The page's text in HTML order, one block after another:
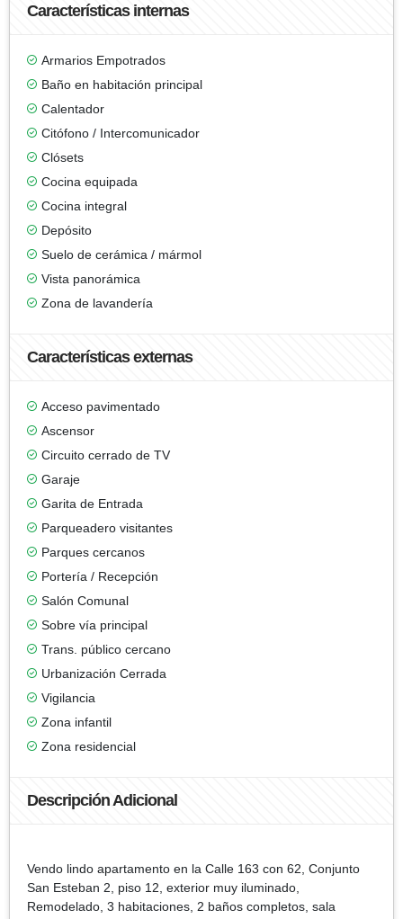
Características internas
Armarios Empotrados
Baño en habitación principal
Calentador
Citófono / Intercomunicador
Clósets
Cocina equipada
Cocina integral
Depósito
Suelo de cerámica / mármol
Vista panorámica
Zona de lavandería
Características externas
Acceso pavimentado
Ascensor
Circuito cerrado de TV
Garaje
Garita de Entrada
Parqueadero visitantes
Parques cercanos
Portería / Recepción
Salón Comunal
Sobre vía principal
Trans. público cercano
Urbanización Cerrada
Vigilancia
Zona infantil
Zona residencial
Descripción Adicional
Vendo lindo apartamento en la Calle 163 con 62, Conjunto
San Esteban 2, piso 12, exterior muy iluminado,
Remodelado, 3 habitaciones, 2 baños completos, sala